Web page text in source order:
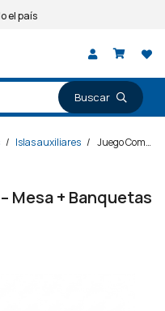
el país
/ Islas auxiliares / Juego Comedor 4 Sillas – Mesa + Banquetas – Desayunador – Negro
Mesa + Banquetas